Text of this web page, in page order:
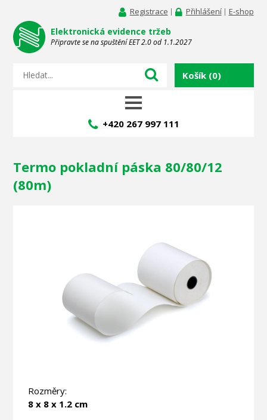
E-shop
Přihlášení
Registrace
Elektronická evidence tržeb
Připravte se na spuštění EET 2.0 od 1.1.2027
Košík (0)
+420 267 997 111
Termo pokladní páska 80/80/12
(80m)
Rozměry:
8 x 8 x 1.2 cm